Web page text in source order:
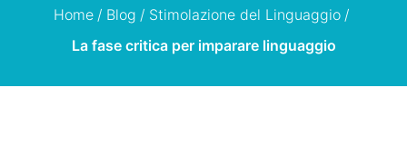
Home / Blog / Stimolazione del Linguaggio /
La fase critica per imparare linguaggio